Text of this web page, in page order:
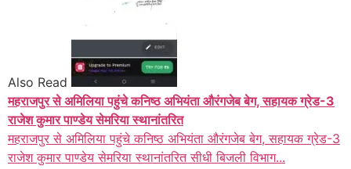
Also Read
महराजपुर से अमिलिया पहुंचे कनिष्ठ अभियंता औरंगजेब बेग, सहायक ग्रेड-3
राजेश कुमार पाण्डेय सेमरिया स्थानांतरित
महराजपुर से अमिलिया पहुंचे कनिष्ठ अभियंता औरंगजेब बेग, सहायक ग्रेड-3
राजेश कुमार पाण्डेय सेमरिया स्थानांतरित सीधी बिजली विभाग...